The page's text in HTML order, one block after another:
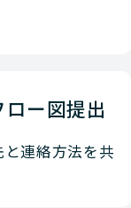
ー図提出
連絡方法を共